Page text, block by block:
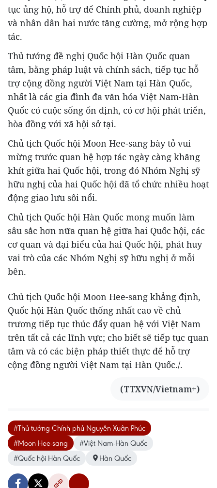
tục ủng hộ, hỗ trợ để Chính phủ, doanh nghiệp
và nhân dân hai nước tăng cường, mở rộng hợp
tác.
Thủ tướng đề nghị Quốc hội Hàn Quốc quan
tâm, bằng pháp luật và chính sách, tiếp tục hỗ
trợ cộng đồng người Việt Nam tại Hàn Quốc,
nhất là các gia đình đa văn hóa Việt Nam-Hàn
Quốc có cuộc sống ổn định, có cơ hội phát triển,
hòa đồng với xã hội sở tại.
Chủ tịch Quốc hội Moon Hee-sang bày tỏ vui
mừng trước quan hệ hợp tác ngày càng khăng
khít giữa hai Quốc hội, trong đó Nhóm Nghị sỹ
hữu nghị của hai Quốc hội đã tổ chức nhiều hoạt
động giao lưu sôi nổi.
Chủ tịch Quốc hội Hàn Quốc mong muốn làm
sâu sắc hơn nữa quan hệ giữa hai Quốc hội, các
cơ quan và đại biểu của hai Quốc hội, phát huy
vai trò của các Nhóm Nghị sỹ hữu nghị ở mỗi
bên.
Chủ tịch Quốc hội Moon Hee-sang khẳng định,
Quốc hội Hàn Quốc thống nhất cao về chủ
trương tiếp tục thúc đẩy quan hệ với Việt Nam
trên tất cả các lĩnh vực; cho biết sẽ tiếp tục quan
tâm và có các biện pháp thiết thực để hỗ trợ
cộng đồng người Việt Nam tại Hàn Quốc./.
(TTXVN/Vietnam+)
#Thủ tướng Chính phủ Nguyễn Xuân Phúc
#Moon Hee-sang
#Việt Nam-Hàn Quốc
#Quốc hội Hàn Quốc
Hàn Quốc